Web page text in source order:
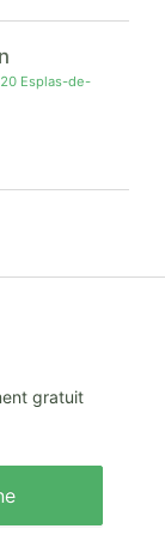
Esplas-de-
gratuit